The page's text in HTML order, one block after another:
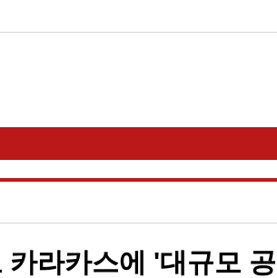
라카스에 '대규모